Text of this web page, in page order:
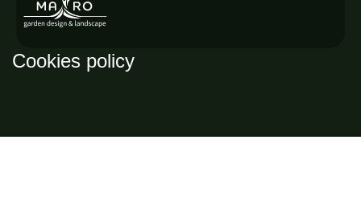
Cookies policy